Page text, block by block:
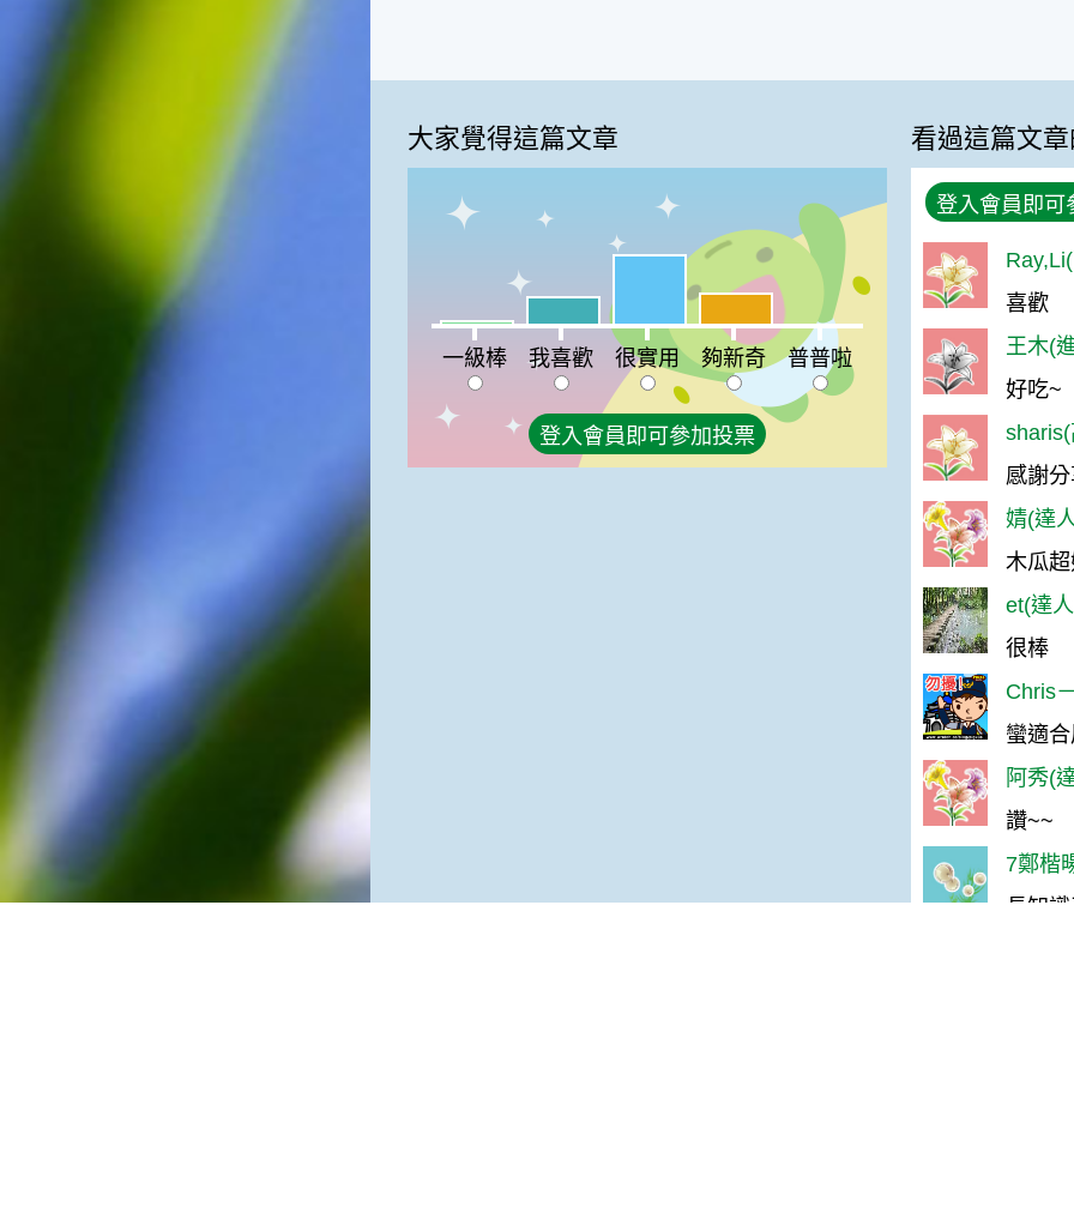
大家覺得這篇文章
一級棒:3%
我喜歡:21%
夠新奇:24%
普普啦:0%
一級棒 我喜歡 很實用 夠新奇 普普啦
登入會員即可參加投票
看過這篇文
登入會員即可
喜歡
王木(
好吃~
感謝
婧(達
木瓜
et(達
很棒
Chris
蠻適
阿秀(
讚~~
7鄭楷
長知